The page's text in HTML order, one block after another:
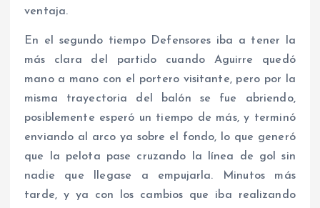
ventaja.
En el segundo tiempo Defensores iba a tener la
más clara del partido cuando Aguirre quedó
mano a mano con el portero visitante, pero por la
misma trayectoria del balón se fue abriendo,
posiblemente esperó un tiempo de más, y terminó
enviando al arco ya sobre el fondo, lo que generó
que la pelota pase cruzando la línea de gol sin
nadie que llegase a empujarla. Minutos más
tarde, y ya con los cambios que iba realizando